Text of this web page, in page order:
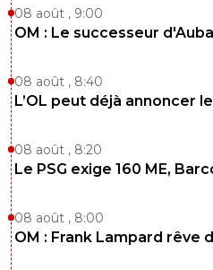
08 août , 9:00
OM : Le successeur
08 août , 8:40
L’OL peut déjà annoncer
08 août , 8:20
Le PSG exige 160 ME,
08 août , 8:00
OM : Frank Lampard rêve